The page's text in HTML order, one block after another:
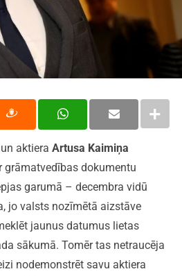
aktiera Artusa Kaimiņa
grāmatvedības dokumentu
garumā – decembra vidū
jo valsts nozīmētā aizstāve
jaunus datumus lietas
sākumā. Tomēr tas netraucēja
nodemonstrēt savu aktiera